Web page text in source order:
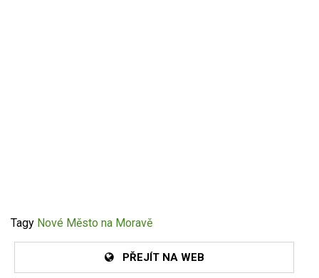
Tagy Nové Město na Moravě
PŘEJÍT NA WEB